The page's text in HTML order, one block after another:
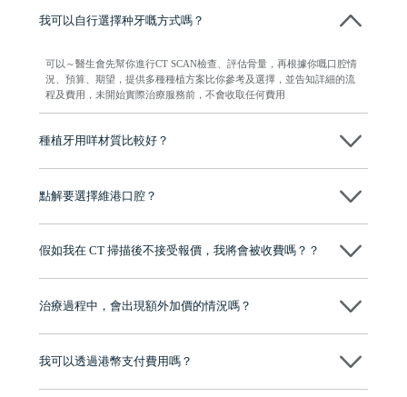
我可以自行選擇种牙嘅方式嗎？
可以～醫生會先幫你進行CT SCAN檢查、評估骨量，再根據你嘅口腔情
況、預算、期望，提供多種種植方案比你參考及選擇，並告知詳細的流
程及費用，未開始實際治療服務前，不會收取任何費用
種植牙用咩材質比較好？
點解要選擇維港口腔？
牌」、「2025香港企業領袖品牌」，是諾貝爾種植系統全球放心植牙中
至今已服務超過三十個國家和地區的顧客，受到粵港澳大灣區及周邊城
市市民極高的口碑評價及信任推薦 珠海、深圳設有八大分院，香港亦設
有咨詢及服務保障中心，有任何問題都可以隨時預約免費咨詢，讓人十
假如我在 CT 掃描後不接受報價，我將會被收費嗎？？
治療過程中，會出現額外加價的情況嗎？
我可以透過港幣支付費用嗎？